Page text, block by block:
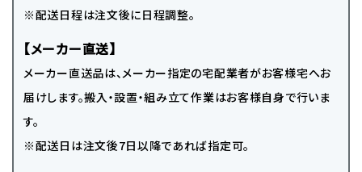
※配送日程は注文後に日程調整。
【メーカー直送】
メーカー直送品は、メーカー指定の宅配業者がお客様宅へお
届けします。搬入・設置・組み立て作業はお客様自身で行いま
す。
※配送日は注文後7日以降であれば指定可。